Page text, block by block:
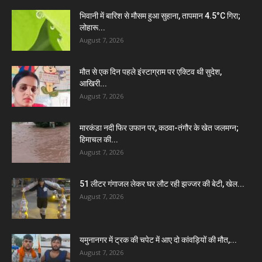
भिवानी में बारिश से मौसम हुआ सुहाना, तापमान 4.5°C गिरा;
लोहारू...
August 7, 2026
मौत से एक दिन पहले इंस्टाग्राम पर एक्टिव थी सुदेश,
आखिरी...
August 7, 2026
मारकंडा नदी फिर उफान पर, कठवा-तंगौर के खेत जलमग्न;
हिमाचल की...
August 7, 2026
51 लीटर गंगाजल लेकर घर लौट रही झज्जर की बेटी, खेल...
August 7, 2026
यमुनानगर में ट्रक की चपेट में आए दो कांवड़ियों की मौत,...
August 7, 2026